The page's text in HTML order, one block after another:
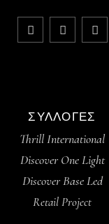
ΣΥΛΛΟΓΈΣ
Thrill International
Discover One Light
Discover Base Led
Retail Project